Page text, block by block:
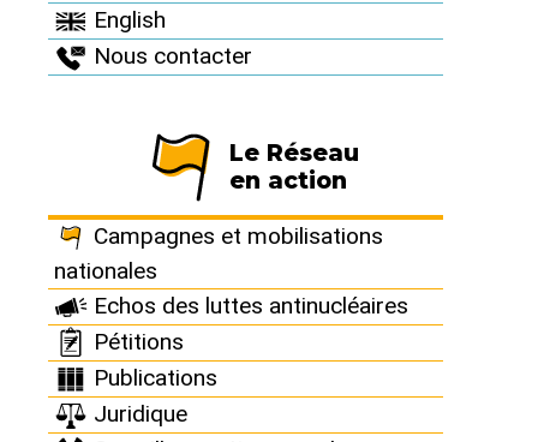
English
Nous contacter
Le Réseau
en action
Campagnes et mobilisations
nationales
Echos des luttes antinucléaires
Pétitions
Publications
Juridique
ACTIONS
Carnaval anti-
piscine EDF
Beaumont-Hague (50440) -
Normandie
Samedi 26 février 2022